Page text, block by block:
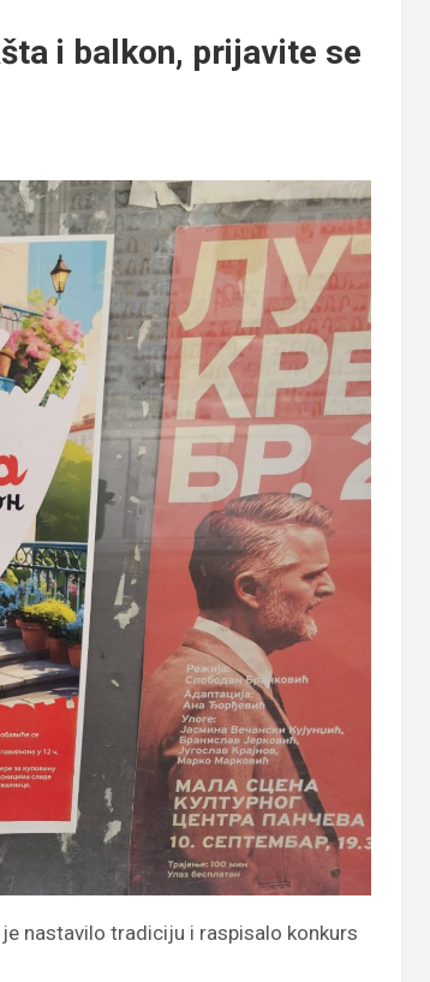
i balkon, prijavite se
nastavilo tradiciju i raspisalo konkurs